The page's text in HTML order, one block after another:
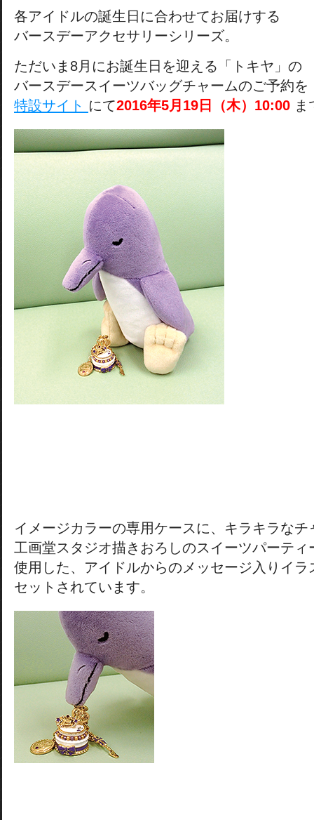
各アイドルの誕生日に合わせてお届けする
バースデーアクセサリーシリーズ。
ただいま8月にお誕生日を迎える「トキヤ」の
バースデースイーツバッグチャームのご予約を
特設サイト にて2016年5月19日（木）10:00 ま
イメージカラーの専用ケースに、キラキラなチ
工画堂スタジオ描きおろしのスイーツパーティ
使用した、アイドルからのメッセージ入りイラ
セットされています。